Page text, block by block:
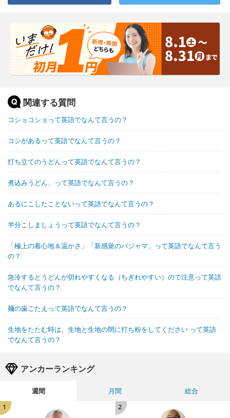
関連する質問
コショコショって英語でなんて言うの？
コシがあるって英語でなんて言うの？
打ち立てのうどんって英語でなんて言うの？
煮込みうどん、って英語でなんて言うの？
あるにこしたことないって英語でなんて言うの？
半分こしましょうって英語でなんて言うの？
「極上の着心地＆温かさ」「新感覚のパジャマ」って英語でなんて言う
の？
急冷するとうどんが切れやすくなる（ちぎれやすい）ので注意って英語
でなんて言うの？
麺の歯ごたえって英語でなんて言うの？
生地をたたむ時は、生地と生地の間に打ち粉をしてください って英語
でなんて言うの？
アンカーランキング
週間 月間
総合
1
2